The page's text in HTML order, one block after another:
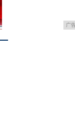
广